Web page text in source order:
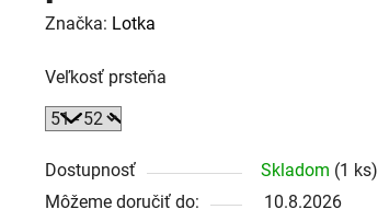
Značka: Lotka
Veľkosť prsteňa
Dostupnosť Skladom (1 ks)
Môžeme doručiť do:
10.8.2026